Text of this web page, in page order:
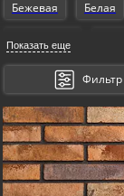
Бежевая Белая
Оранжевая
Показать еще
Фильтр